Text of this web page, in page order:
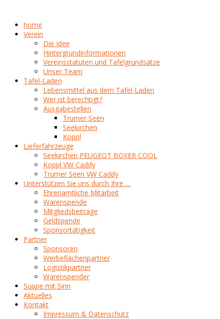
home
Verein
Die Idee
Hintergrundinformationen
Vereinsstatuten und Tafelgrundsätze
Unser Team
Tafel-Laden
Lebensmittel aus dem Tafel-Laden
Wer ist berechtigt?
Ausgabestellen
Trumer Seen
Seekirchen
Koppl
Lieferfahrzeuge
Seekirchen PEUGEOT BOXER COOL
Koppl VW Caddy
Trumer Seen VW Caddy
Unterstützen Sie uns durch Ihre …
Ehrenamtliche Mitarbeit
Warenspende
Mitgliedsbeiträge
Geldspende
Sponsortätigkeit
Partner
Sponsoren
Werbeflächenpartner
Logistikpartner
Warenspender
Suppe mit Sinn
Aktuelles
Kontakt
Impressum & Datenschutz